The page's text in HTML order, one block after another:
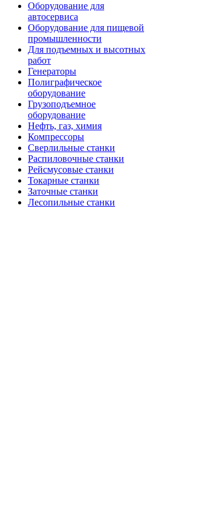
Оборудование для
автосервиса
Оборудование для пищевой
промышленности
Для подъемных и высотных
работ
Генераторы
Полиграфическое
оборудование
Грузоподъемное
оборудование
Нефть, газ, химия
Компрессоры
Сверлильные станки
Распиловочные станки
Рейсмусовые станки
Токарные станки
Заточные станки
Лесопильные станки